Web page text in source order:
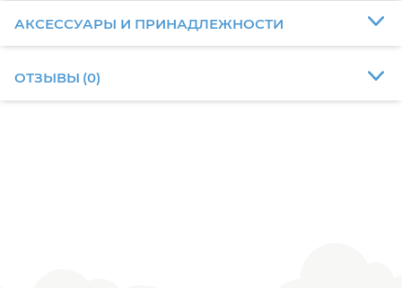
АКСЕССУАРЫ И ПРИНАДЛЕЖНОСТИ
ОТЗЫВЫ (0)